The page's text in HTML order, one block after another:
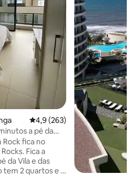
4,9 de uma avaliação média de
4,9 (263)
a pé da
Rock fica no
Fica a
da Vila e das
tem 2 quartos e 2